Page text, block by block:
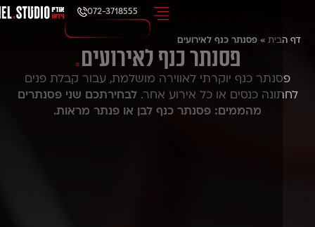
072-3718555
» פסנתר כנף לאירועים
פסנתר כנף לאירועים.
כנף יוקרתי לאווירה מושלמת, עבור קבלת פנים
כנסים או כל אירוע אחר. לבחירתכם שני פסנתרים
מהממים: פסנתר כנף לבן או פנתר מראות.